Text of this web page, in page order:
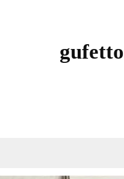
gufetto